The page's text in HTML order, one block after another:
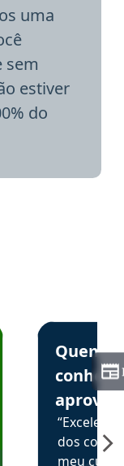
uma
sem
estiver
do
em
Estudante
Quem
aprova
dos
meu